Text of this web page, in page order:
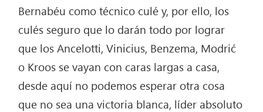
Bernabéu como técnico culé y, por ello, los
culés seguro que lo darán todo por lograr
que los Ancelotti, Vinicius, Benzema, Modrić
o Kroos se vayan con caras largas a casa,
desde aquí no podemos esperar otra cosa
que no sea una victoria blanca, líder absoluto